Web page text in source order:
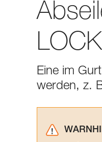
LOCK
Eine im
werden, z.